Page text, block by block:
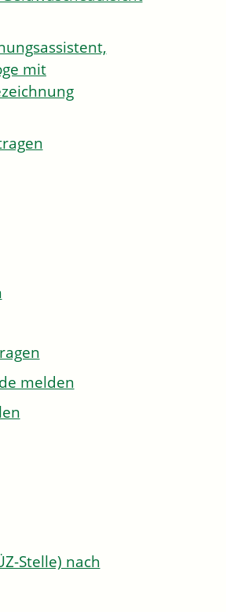
mit
melden
Stelle) nach